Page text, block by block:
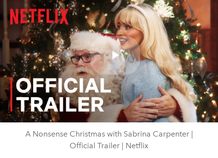
Play
Video
A Nonsense Christmas with Sabrina Carpenter |
Official Trailer | Netflix